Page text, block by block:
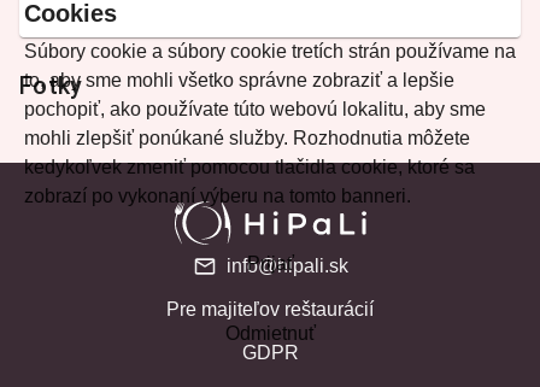
Fotky
Cookies
Súbory cookie a súbory cookie tretích strán používame na
to, aby sme mohli všetko správne zobraziť a lepšie
pochopiť, ako používate túto webovú lokalitu, aby sme
mohli zlepšiť ponúkané služby. Rozhodnutia môžete
kedykoľvek zmeniť pomocou tlačidla cookie, ktoré sa
zobrazí po vykonaní výberu na tomto banneri.
Prijať
Odmietnuť
info@hipali.sk
Pre majiteľov reštaurácií
GDPR